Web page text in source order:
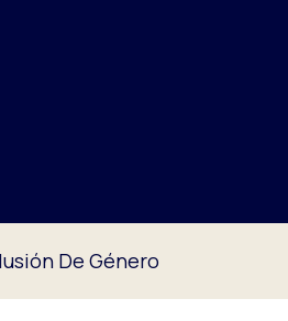
De Género